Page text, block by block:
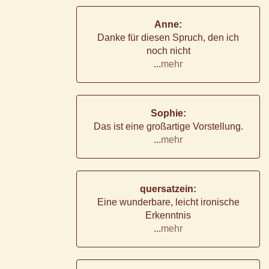
Anne:
Danke für diesen Spruch, den ich
noch nicht
...mehr
Sophie:
Das ist eine großartige Vorstellung.
...mehr
quersatzein:
Eine wunderbare, leicht ironische
Erkenntnis
...mehr